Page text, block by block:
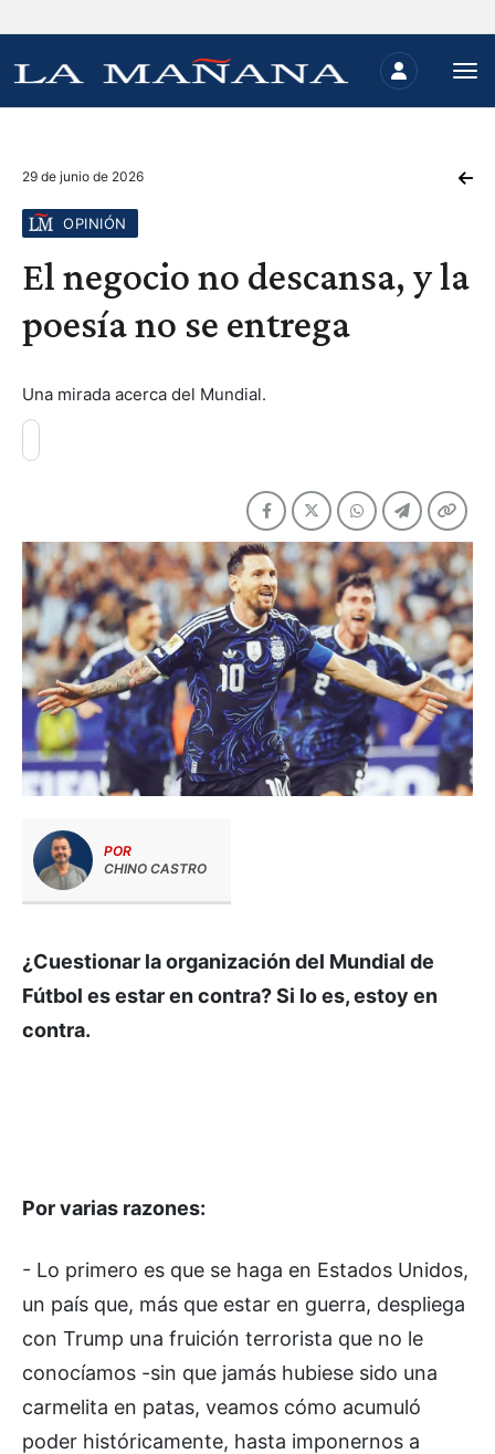
29 de junio de 2026
OPINIÓN
El negocio no descansa, y la
poesía no se entrega
Una mirada acerca del Mundial.
POR
CHINO CASTRO
¿Cuestionar la organización del Mundial de
Fútbol es estar en contra? Si lo es, estoy en
contra.
Por varias razones:
- Lo primero es que se haga en Estados Unidos,
un país que, más que estar en guerra, despliega
con Trump una fruición terrorista que no le
conocíamos -sin que jamás hubiese sido una
carmelita en patas, veamos cómo acumuló
poder históricamente, hasta imponernos a